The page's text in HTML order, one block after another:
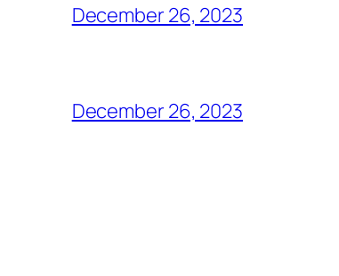
December 26, 2023
December 26, 2023